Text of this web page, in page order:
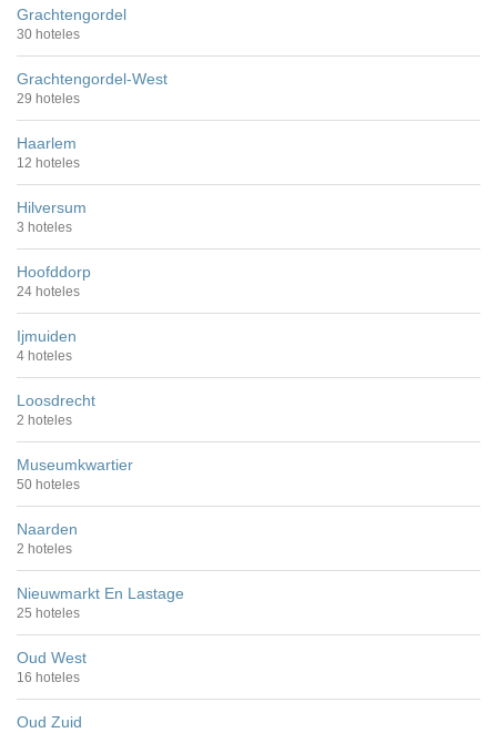
Grachtengordel
30 hoteles
Grachtengordel-West
29 hoteles
Haarlem
12 hoteles
Hilversum
3 hoteles
Hoofddorp
24 hoteles
Ijmuiden
4 hoteles
Loosdrecht
2 hoteles
Museumkwartier
50 hoteles
Naarden
2 hoteles
Nieuwmarkt En Lastage
25 hoteles
Oud West
16 hoteles
Oud Zuid